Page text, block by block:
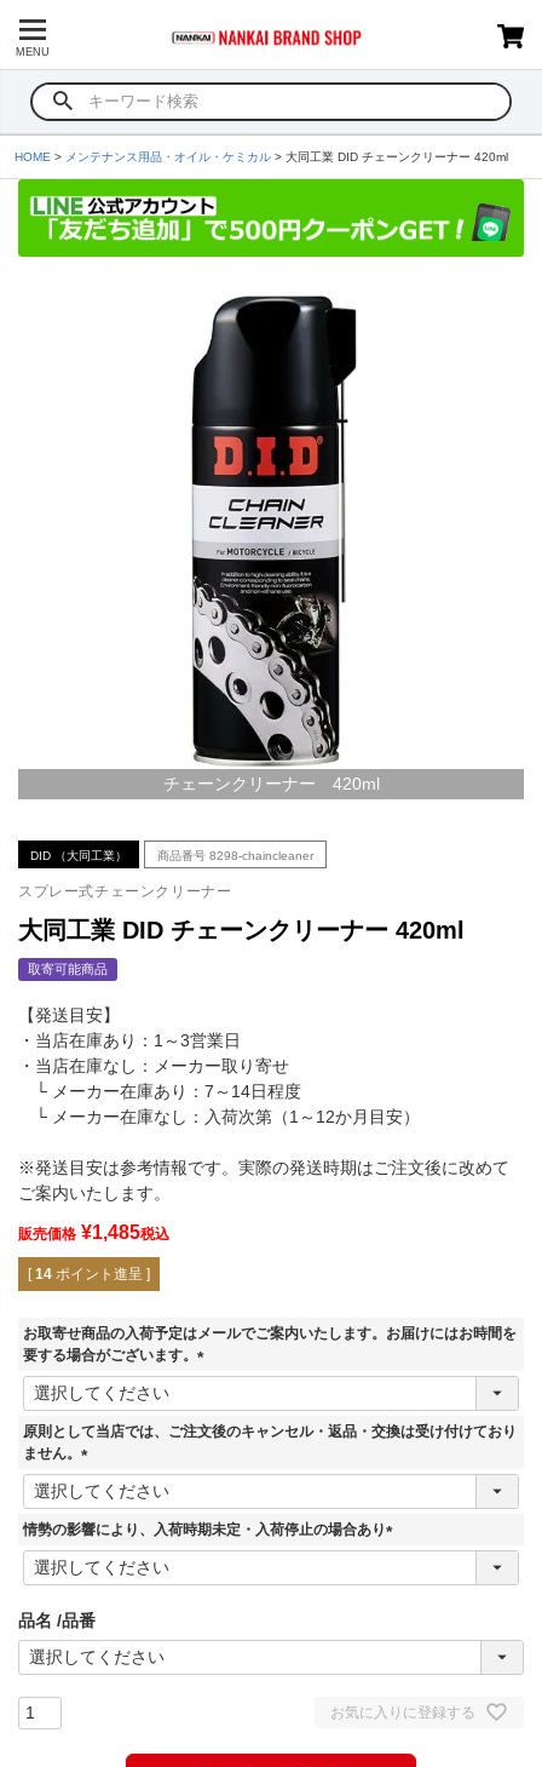
MENU
HOME メンテナンス用品・オイル・ケミカル 大同工業 DID チェーンクリーナー 420ml
チェーンクリーナー 420ml
DID （大同工業） 商品番号 8298-chaincleaner
スプレー式チェーンクリーナー
大同工業 DID チェーンクリーナー 420ml
取寄可能商品
【発送目安】
・当店在庫あり：1～3営業日
・当店在庫なし：メーカー取り寄せ
└ メーカー在庫あり：7～14日程度
└ メーカー在庫なし：入荷次第（1～12か月目安）
※発送目安は参考情報です。実際の発送時期はご注文後に改めて
ご案内いたします。
販売価格 ¥1,485税込
[ 14 ポイント進呈 ]
お取寄せ商品の入荷予定はメールでご案内いたします。お届けにはお時間を
要する場合がございます。
(
須
原則として当店では、ご注文後のキャンセル・返品・交換は受け付けており
ません。
(
必
須
情勢の影響により、入荷時期未定・入荷停止の場合あり
(
品名 品番
お気に入りに登録する